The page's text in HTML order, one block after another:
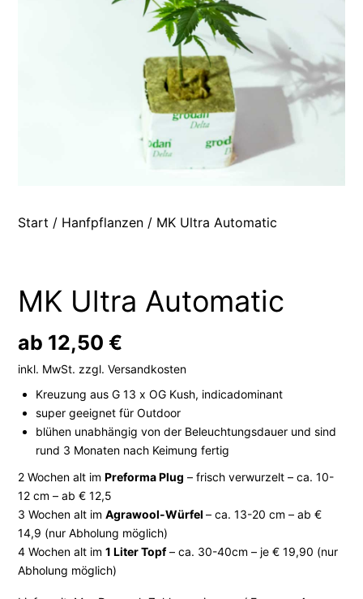
Start / Hanfpflanzen / MK Ultra Automatic
MK Ultra Automatic
ab 12,50€
inkl. MwSt. zzgl.Versandkosten
Kreuzung aus G 13 x OG Kush, indicadominant
super geeignet für Outdoor
blühen unabhängig von der Beleuchtungsdauer und sind
rund 3 Monaten nach Keimung fertig
2 Wochen alt imPreforma Plug – frisch verwurzelt – ca. 10-
12 cm – ab € 12,5
3 Wochen alt imAgrawool-Würfel– ca. 13-20 cm – ab €
14,9 (nur Abholung möglich)
4 Wochen alt im1 Liter Topf– ca. 30-40cm – je € 19,90 (nur
Abholung möglich)